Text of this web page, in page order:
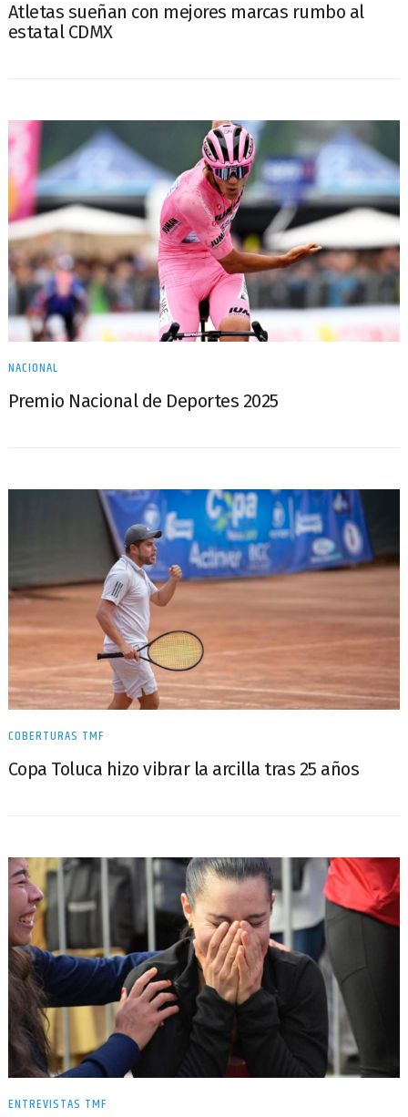
Atletas sueñan con mejores marcas rumbo al
estatal CDMX
NACIONAL
Premio Nacional de Deportes 2025
COBERTURAS TMF
Copa Toluca hizo vibrar la arcilla tras 25 años
ENTREVISTAS TMF